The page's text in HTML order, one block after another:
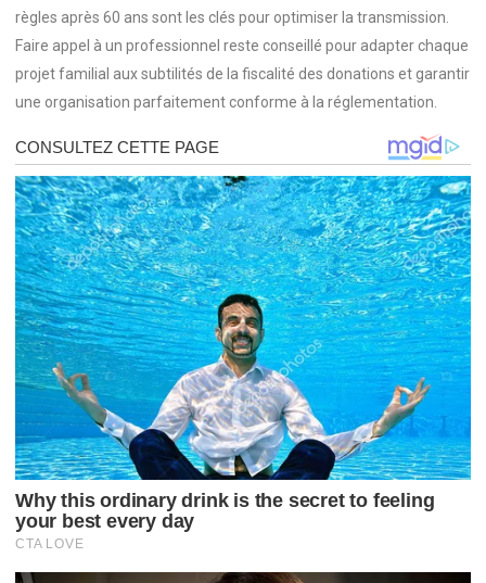
règles après 60 ans sont les clés pour optimiser la transmission.
Faire appel à un professionnel reste conseillé pour adapter chaque
projet familial aux subtilités de la fiscalité des donations et garantir
une organisation parfaitement conforme à la réglementation.